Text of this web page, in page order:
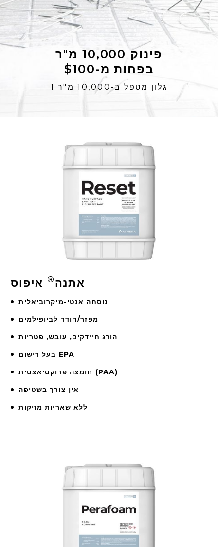
פינוק 10,000 מ"ר
בפחות מ-$100
1 גלון מטפל ב-10,000 מ"ר
אתנה ® איפוס
נוסחה אנטי-מיקרוביאלית
מפזר/חודר לביופילמים
הורג חיידקים, עובש, פטריות
בעל רישום EPA
חומצה פרוקסיאצטית (PAA)
אין צורך בשטיפה
ללא שאריות מזיקות